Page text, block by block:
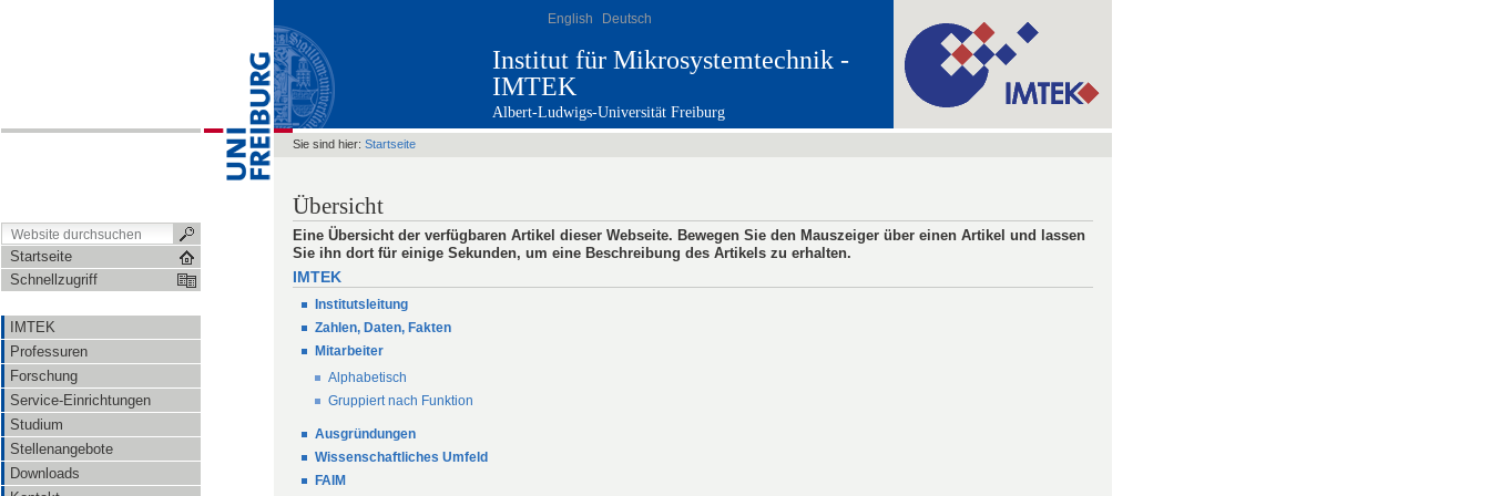
Startseite
Schnellzugriff
IMTEK
Professuren
Forschung
Service-Einrichtungen
Studium
Stellenangebote
Downloads
English Deutsch
Institut für Mikrosystemtechnik -
IMTEK
Albert-Ludwigs-Universität Freiburg
Sie sind hier: Startseite
Übersicht
Eine Übersicht der verfügbaren Artikel dieser Webseite. Bewegen Sie den Mauszeiger über einen Artikel und lassen
Sie ihn dort für einige Sekunden, um eine Beschreibung des Artikels zu erhalten.
IMTEK
Institutsleitung
Zahlen, Daten, Fakten
Mitarbeiter
Alphabetisch
Gruppiert nach Funktion
Ausgründungen
Wissenschaftliches Umfeld
FAIM